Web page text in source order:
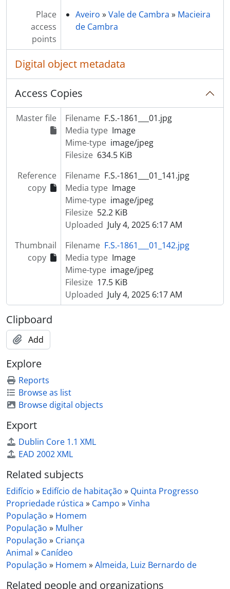
Place
access
points
Aveiro »Vale de Cambra » Macieira
de Cambra
Digital object metadata
Access Copies
Master file Filename F.S.-1861___01.jpg
Media type Image
Mime-type image/jpeg
Filesize 634.5 KiB
Reference
copy
Filename F.S.-1861___01_141.jpg
Media type Image
Mime-type image/jpeg
Filesize 52.2 KiB
Uploaded July 4, 2025 6:17 AM
Thumbnail
copy
Filename F.S.-1861___01_142.jpg
Media type Image
Mime-type image/jpeg
Filesize 17.5 KiB
Uploaded July 4, 2025 6:17 AM
Clipboard
Add
Explore
Reports
Browse as list
Browse digital objects
Export
Dublin Core 1.1 XML
EAD 2002 XML
Related subjects
Edifício » Edifício de habitação » Quinta Progresso
Propriedade rústica » Campo »Vinha
População » Homem
População » Mulher
População » Criança
Animal » Canídeo
População » Homem »Almeida, Luiz Bernardo de
Related people and organizations